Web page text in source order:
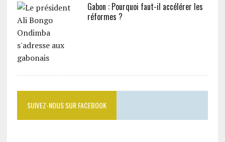
Gabon : Pourquoi faut-il accélérer les
réformes ?
SUIVEZ-NOUS SUR FACEBOOK